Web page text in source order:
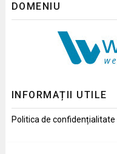
DOMENIU
INFORMAȚII UTILE
Politica de confidențialitate